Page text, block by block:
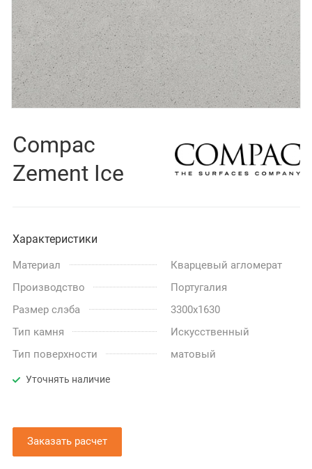
Compac
Zement Ice
Характеристики
Материал
Кварцевый агломерат
Производство
Португалия
Размер слэба
3300x1630
Тип камня
Искусственный
Тип поверхности
матовый
Уточнять наличие
Заказать расчет